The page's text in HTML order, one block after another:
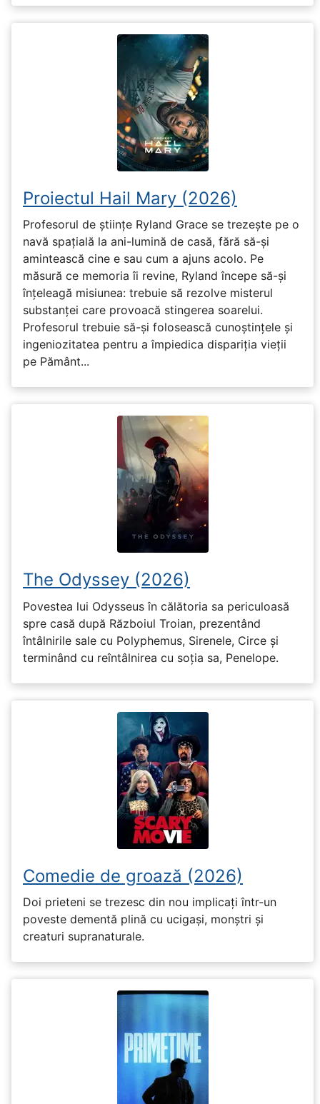
Proiectul Hail Mary (2026)
Profesorul de științe Ryland Grace se trezește pe o
navă spațială la ani-lumină de casă, fără să-și
amintească cine e sau cum a ajuns acolo. Pe
măsură ce memoria îi revine, Ryland începe să-și
înțeleagă misiunea: trebuie să rezolve misterul
substanței care provoacă stingerea soarelui.
Profesorul trebuie să-și folosească cunoștințele și
ingeniozitatea pentru a împiedica dispariția vieții
pe Pământ...
The Odyssey (2026)
Povestea lui Odysseus în călătoria sa periculoasă
spre casă după Războiul Troian, prezentând
întâlnirile sale cu Polyphemus, Sirenele, Circe și
terminând cu reîntâlnirea cu soția sa, Penelope.
Comedie de groază (2026)
Doi prieteni se trezesc din nou implicați într-un
poveste dementă plină cu ucigași, monștri și
creaturi supranaturale.